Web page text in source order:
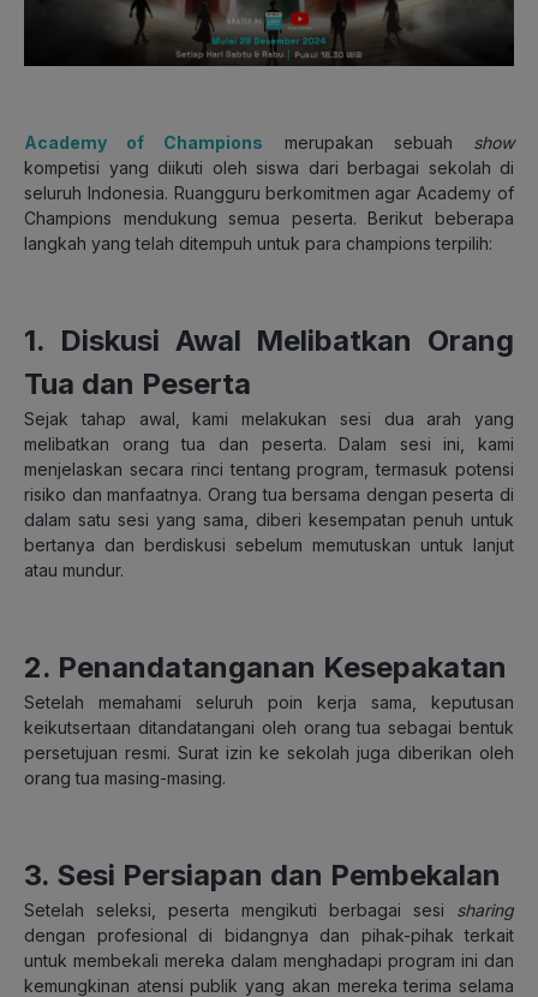
Academy of Champions merupakan sebuah show
kompetisi yang diikuti oleh siswa dari berbagai sekolah di
seluruh Indonesia. Ruangguru berkomitmen agar Academy of
Champions mendukung semua peserta. Berikut beberapa
langkah yang telah ditempuh untuk para champions terpilih:
1. Diskusi Awal Melibatkan Orang
Tua dan Peserta
Sejak tahap awal, kami melakukan sesi dua arah yang
melibatkan orang tua dan peserta. Dalam sesi ini, kami
menjelaskan secara rinci tentang program, termasuk potensi
risiko dan manfaatnya. Orang tua bersama dengan peserta di
dalam satu sesi yang sama, diberi kesempatan penuh untuk
bertanya dan berdiskusi sebelum memutuskan untuk lanjut
atau mundur.
2. Penandatanganan Kesepakatan
Setelah memahami seluruh poin kerja sama, keputusan
keikutsertaan ditandatangani oleh orang tua sebagai bentuk
persetujuan resmi. Surat izin ke sekolah juga diberikan oleh
orang tua masing-masing.
3. Sesi Persiapan dan Pembekalan
Setelah seleksi, peserta mengikuti berbagai sesi sharing
dengan profesional di bidangnya dan pihak-pihak terkait
untuk membekali mereka dalam menghadapi program ini dan
kemungkinan atensi publik yang akan mereka terima selama